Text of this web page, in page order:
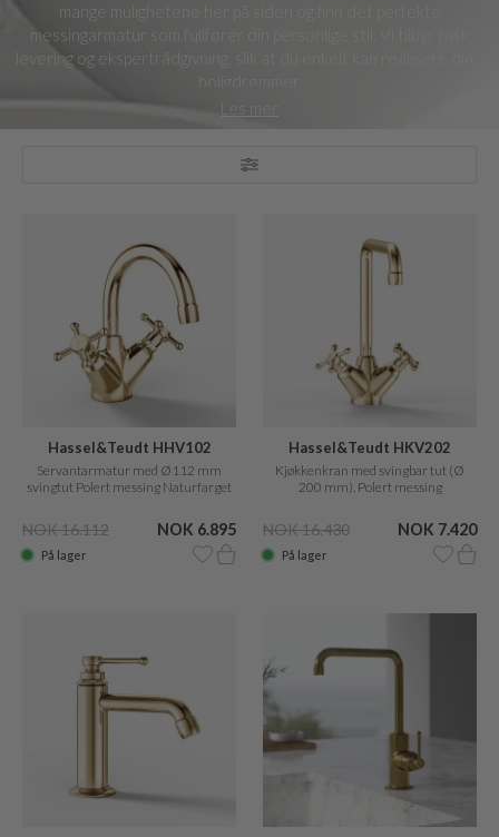
mange mulighetene her på siden og finn det perfekte
messingarmatur som fullfører din personlige stil. Vi tilbyr rask
levering og ekspertrådgivning, slik at du enkelt kan realisere dine
Hassel&Teudt HHV102
Servantarmatur med Ø112 mm
svingtut Polert messing Naturfarget
NOK 16.112 NOK 6.895
På lager
Hassel&Teudt HKV202
Kjøkkenkran med svingbar tut (Ø
200 mm). Polert messing
NOK 16.430 NOK 7.420
På lager